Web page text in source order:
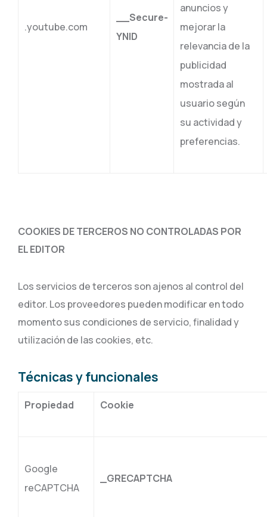
.youtube.com
__Secure-
YNID
anuncios y
mejorar la
relevancia de la
publicidad
mostrada al
usuario según
su actividad y
preferencias.
COOKIES DE TERCEROS NO CONTROLADAS POR
EL EDITOR
Los servicios de terceros son ajenos al control del
editor. Los proveedores pueden modificar en todo
momento sus condiciones de servicio, finalidad y
utilización de las cookies, etc.
Técnicas y funcionales
Propiedad Cookie
Google
reCAPTCHA
_GRECAPTCHA